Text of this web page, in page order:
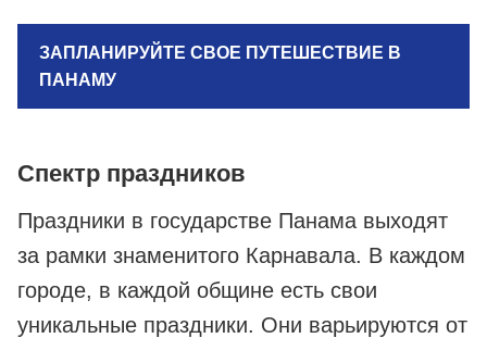
ЗАПЛАНИРУЙТЕ СВОЕ ПУТЕШЕСТВИЕ В
ПАНАМУ
Спектр праздников
Праздники в государстве Панама выходят
за рамки знаменитого Карнавала. В каждом
городе, в каждой общине есть свои
уникальные праздники. Они варьируются от